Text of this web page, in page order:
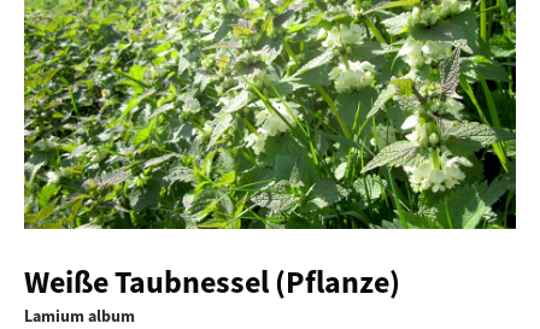
Weiße Taubnessel (Pflanze)
Lamium album